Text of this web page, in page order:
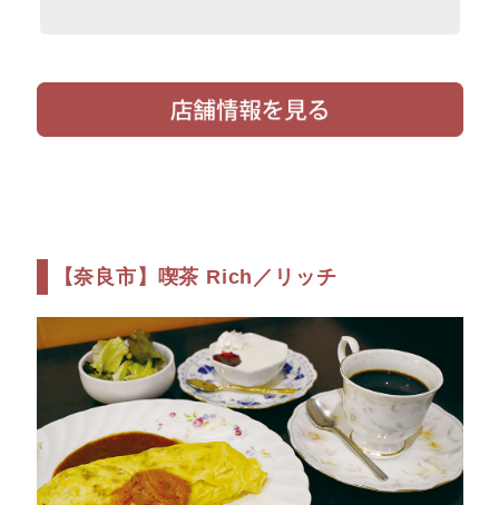
【奈良市】喫茶 Rich／リッチ